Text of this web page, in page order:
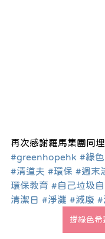
再次感謝羅馬集團同
#greenhopehk #綠
#清道夫 #環保 #週末
環保教育 #自己垃圾
清潔日 #淨灘 #減廢 #
撐綠色希